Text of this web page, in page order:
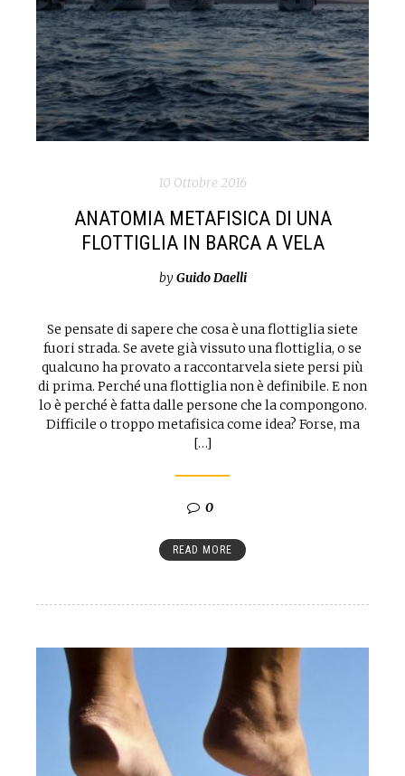
10 Ottobre 2016
ANATOMIA METAFISICA DI UNA
FLOTTIGLIA IN BARCA A VELA
byGuido Daelli
Se pensate di sapere che cosa è una flottiglia siete
fuori strada. Se avete già vissuto una flottiglia, o se
qualcuno ha provato a raccontarvela siete persi più
di prima. Perché una flottiglia non è definibile. E non
lo è perché è fatta dalle persone che la compongono.
Difficile o troppo metafisica come idea? Forse, ma
[…]
0
READ MORE